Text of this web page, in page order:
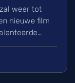
weer tot
nieuwe film
van